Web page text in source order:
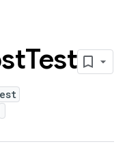
Test